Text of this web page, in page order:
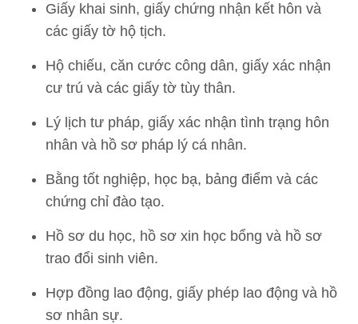
Giấy khai sinh, giấy chứng nhận kết hôn và
các giấy tờ hộ tịch.
Hộ chiếu, căn cước công dân, giấy xác nhận
cư trú và các giấy tờ tùy thân.
Lý lịch tư pháp, giấy xác nhận tình trạng hôn
nhân và hồ sơ pháp lý cá nhân.
Bằng tốt nghiệp, học bạ, bảng điểm và các
chứng chỉ đào tạo.
Hồ sơ du học, hồ sơ xin học bổng và hồ sơ
trao đổi sinh viên.
Hợp đồng lao động, giấy phép lao động và hồ
sơ nhân sự.